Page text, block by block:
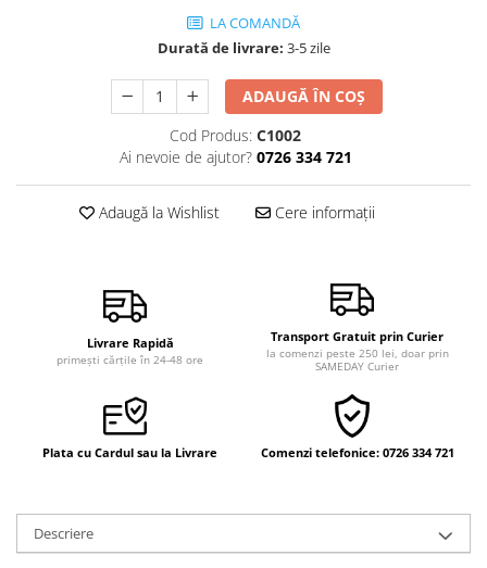
Viata după moarte
Relații de cuplu
Psihologie practică
Lumea îngerilor
Seria Masaru Emoto
Îngeri
LA COMANDĂ
Durată de livrare: 3-5 zile
ADAUGĂ ÎN COȘ
Cod Produs: C1002
Ai nevoie de ajutor? 0726 334 721
Adaugă la Wishlist Cere informații
Livrare Rapidă
primești cărțile în 24-48 ore
Transport Gratuit prin Curier
la comenzi peste 250 lei, doar prin
SAMEDAY Curier
Plata cu Cardul sau la Livrare Comenzi telefonice: 0726 334 721
Descriere